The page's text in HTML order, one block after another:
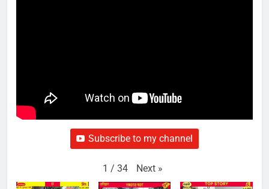
Subscribe to my channel
1 / 34 Next »